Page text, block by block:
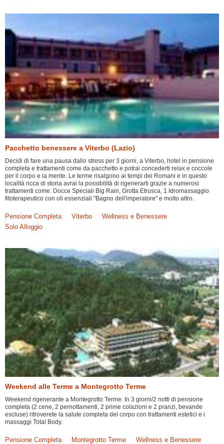
Pacchetto benessere a Viterbo (Lazio)
Decidi di fare una pausa dallo stress per 3 giorni, a Viterbo, hotel in pensione
completa e trattamenti come da pacchetto e potrai concederti relax e coccole
per il corpo e la mente. Le terme risalgono ai tempi dei Romani e in questo
località ricca di storia avrai la possibilità di rigenerarti grazie a numerosi
trattamenti come: Docce Speciali Big Rain, Grotta Etrusca, 1 Idromassaggio
fitoterapeutico con oli essenziali "Bagno dell'imperatore" e molto altro.
Pensione Completa Viterbo
Wellness e Benessere
Solo Alloggio
Weekend alle Terme a Montegrotto Terme
Weekend rigenerante a Montegrotto Terme. In 3 giorni/2 notti di pensione
completa (2 cene, 2 pernottamenti, 2 prime colazioni e 2 pranzi, bevande
escluse) ritroverete la salute completa del corpo con trattamenti estetici e i
massaggi Total Body.
Pensione Completa Montegrotto Terme
Wellness e Benessere